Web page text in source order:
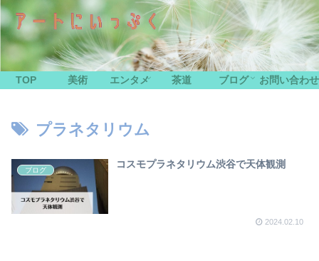
TOP 美術 エンタメ 茶道 ブログ お問い合わせ
プラネタリウム
ブログ
コスモプラネタリウム渋谷で天体観測
2024.02.10